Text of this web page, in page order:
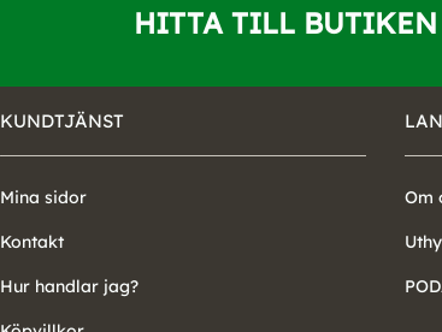
HITTA TILL
KUNDTJÄNST
Mina sidor
Kontakt
Hur handlar jag?
Om